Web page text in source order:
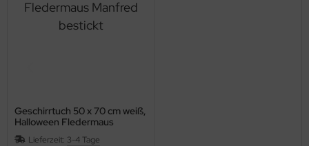
Geschirrtuch 50 x 70 cm weiß,
Halloween Fledermaus
Manfred bestickt
Lieferzeit: 3-4 Tage